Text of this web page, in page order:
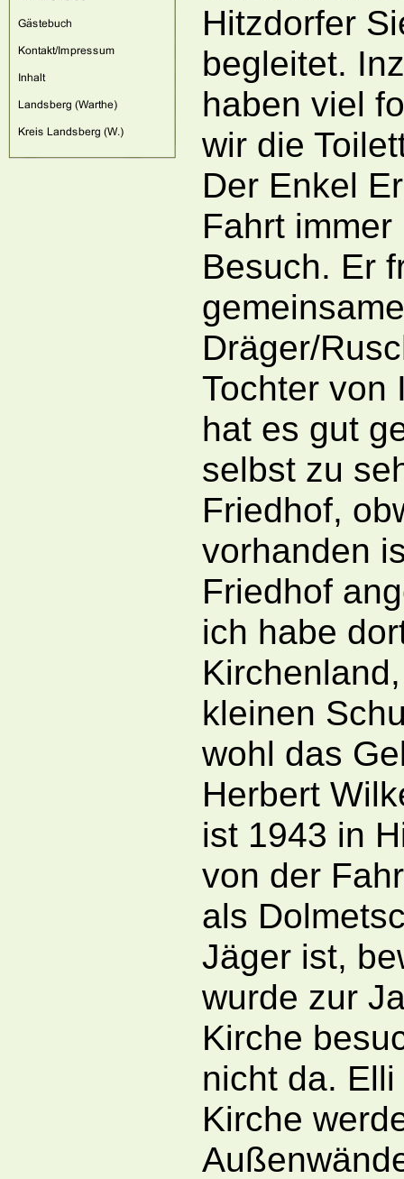
Hitzdorfer
begleitet.
haben viel
wir die
Der Enkel
Fahrt
Besuch. Er
Dräger/
Tochter von
hat es gut
selbst zu
Friedhof,
vorhanden
Friedhof
ich habe
kleinen
wohl das
Herbert
ist 1943 in
von der
als
Jäger ist,
wurde zur
Kirche
nicht da.
Kirche